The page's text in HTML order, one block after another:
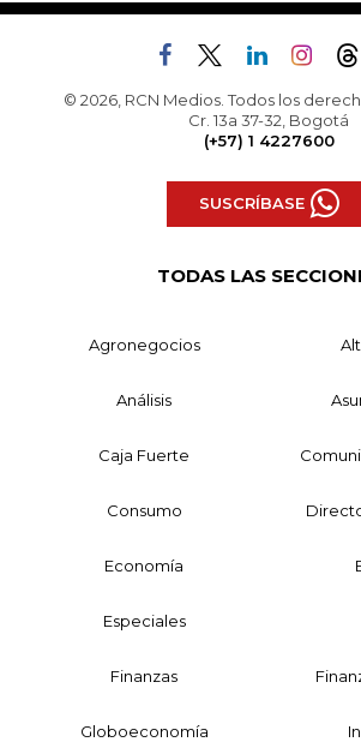
© 2026, RCN Medios. Todos los
Cr. 13a 37-32, Bogotá
(+57) 1 4227600
SUSCRÍBASE
TODAS LAS
Agronegocios
Análisis
Caja Fuerte
Consumo
Economía
Especiales
Finanzas
Globoeconomía